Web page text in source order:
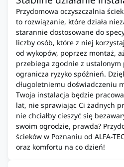
Przydomowa oczyszczalnia
to rozwiązanie, które działa
starannie dostosowane do
liczby osób, które z niej
od wykopów, poprzez montaż,
przebiega zgodnie z ustalonym
ogranicza ryzyko spóźnień.
długoletniemu doświadczeniu
Twoja instalacja będzie
lat, nie sprawiając Ci żadnych
nie chciałby cieszyć się
swoim ogrodzie, prawda?
ścieków w Poznaniu od ALFA-
oraz komfortu na co dzień!